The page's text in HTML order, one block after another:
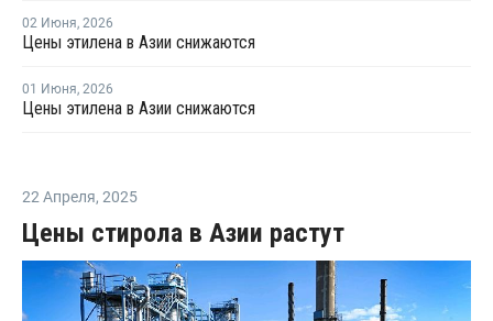
02 Июня, 2026
Цены этилена в Азии снижаются
01 Июня, 2026
Цены этилена в Азии снижаются
22 Апреля, 2025
Цены стирола в Азии растут